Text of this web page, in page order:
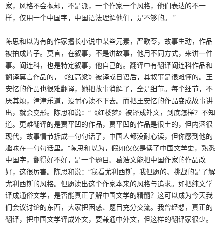
家，风格不会抛却，不是派，一个作家一个风格，他们表达的不一
样，仅用一个中国字，中国语法理解他们，是不够的。 ”
陈思和以为有的作家擅长小说中某些元素，严歌苓，故事生动，作品
被拍成片子。莫言，在叙事，不是讲故事，他用不同方式，来讲一件
事。阎连科，也是特定叙事，他自己的。翻译中有翻译阎连科作品和
翻译莫言作品的，《红高粱》被译成日语后，其叙事是很难懂的。王
安忆的作品也很难翻译，她把故事消解了，全是细节。每个细节，不
厌其烦，津津乐道，没耐心读不下去。而把王安忆的作品变成故事讲
出，就会变形。陈思和说：“《红楼梦》被译成外文，到底怎样？不知
道。更难翻译的是贾平凹的作品，贾平凹的作品是很土的，但内涵很
现代，故事情节拆成一句句话了，中国人都没耐心读，但你感到他的
趣味在一句句话里。”陈思和以为，假如仅仅是读了中国文学史，熟悉
中国字，翻得好不好，是一个题目。葛浩文能把中国作家的作品改
好，这很厉害。陈思和说：“我看尤利西斯，我但愿的、挑战的是了解
尤利西斯的风格。但愿读出这个作家本来的风格与追求。如把纯文学
译成通俗文学，是否能真正了解中国文学的精髓？这可以成为今天我
们会议讨论的东西，大家把困惑、题目充分交流。我曾经想，真正的
翻译，把中国文学译成外文，要兼通中外文，但这样的翻译家很少。